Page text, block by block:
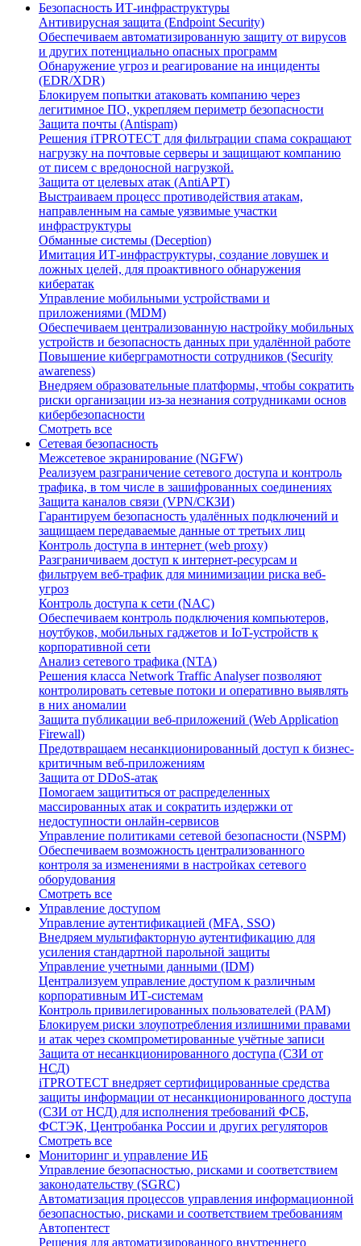
Безопасность ИТ-инфраструктуры
Антивирусная защита (Endpoint Security)
Обеспечиваем автоматизированную защиту от вирусов
и других потенциально опасных программ
Обнаружение угроз и реагирование на инциденты
(EDR/XDR)
Блокируем попытки атаковать компанию через
легитимное ПО, укрепляем периметр безопасности
Защита почты (Antispam)
Решения iTPROTECT для фильтрации спама сокращают
нагрузку на почтовые серверы и защищают компанию
от писем с вредоносной нагрузкой.
Защита от целевых атак (AntiAPT)
Выстраиваем процесс противодействия атакам,
направленным на самые уязвимые участки
инфраструктуры
Обманные системы (Deception)
Имитация ИТ-инфраструктуры, создание ловушек и
ложных целей, для проактивного обнаружения
кибератак
Управление мобильными устройствами и
приложениями (MDM)
Обеспечиваем централизованную настройку мобильных
устройств и безопасность данных при удалённой работе
Повышение киберграмотности сотрудников (Security
awareness)
Внедряем образовательные платформы, чтобы сократить
риски организации из-за незнания сотрудниками основ
кибербезопасности
Смотреть все
Сетевая безопасность
Межсетевое экранирование (NGFW)
Реализуем разграничение сетевого доступа и контроль
трафика, в том числе в зашифрованных соединениях
Защита каналов связи (VPN/СКЗИ)
Гарантируем безопасность удалённых подключений и
защищаем передаваемые данные от третьих лиц
Контроль доступа в интернет (web proxy)
Разграничиваем доступ к интернет-ресурсам и
фильтруем веб-трафик для минимизации риска веб-
угроз
Контроль доступа к сети (NAC)
Обеспечиваем контроль подключения компьютеров,
ноутбуков, мобильных гаджетов и IoT-устройств к
корпоративной сети
Анализ сетевого трафика (NTA)
Решения класса Network Traffic Analyser позволяют
контролировать сетевые потоки и оперативно выявлять
в них аномалии
Защита публикации веб-приложений (Web Application
Firewall)
Предотвращаем несанкционированный доступ к бизнес-
критичным веб-приложениям
Защита от DDoS-атак
Помогаем защититься от распределенных
массированных атак и сократить издержки от
недоступности онлайн-сервисов
Управление политиками сетевой безопасности (NSPM)
Обеспечиваем возможность централизованного
контроля за изменениями в настройках сетевого
оборудования
Смотреть все
Управление доступом
Управление аутентификацией (MFA, SSO)
Внедряем мультифакторную аутентификацию для
усиления стандартной парольной защиты
Управление учетными данными (IDM)
Централизуем управление доступом к различным
корпоративным ИТ-системам
Контроль привилегированных пользователей (PAM)
Блокируем риски злоупотребления излишними правами
и атак через скомпрометированные учётные записи
Защита от несанкционированного доступа (СЗИ от
НСД)
iTPROTECT внедряет сертифицированные средства
защиты информации от несанкционированного доступа
(СЗИ от НСД) для исполнения требований ФСБ,
ФСТЭК, Центробанка России и других регуляторов
Смотреть все
Мониторинг и управление ИБ
Управление безопасностью, рисками и соответствием
законодательству (SGRC)
Автоматизация процессов управления информационной
безопасностью, рисками и соответствием требованиям
Автопентест
Решения для автоматизированного внутреннего